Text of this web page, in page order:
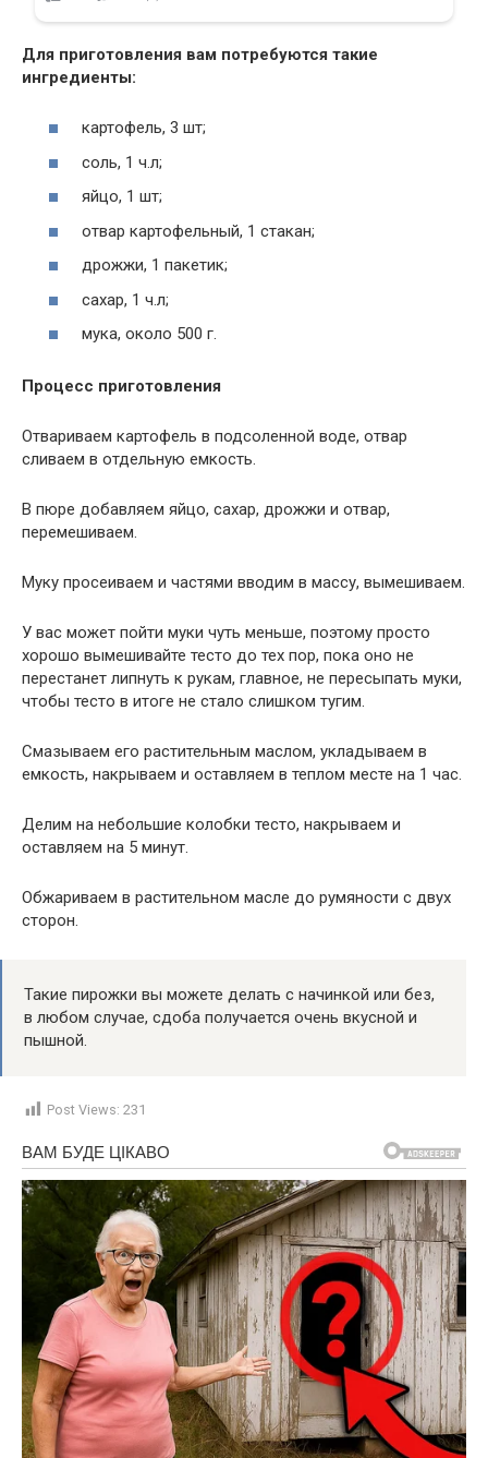
Для приготовления вам потребуются такие
ингредиенты:
картофель, 3 шт;
соль, 1 ч.л;
яйцо, 1 шт;
отвар картофельный, 1 стакан;
дрожжи, 1 пакетик;
сахар, 1 ч.л;
мука, около 500 г.
Процесс приготовления
Отвариваем картофель в подсоленной воде, отвар
сливаем в отдельную емкость.
В пюре добавляем яйцо, сахар, дрожжи и отвар,
перемешиваем.
Муку просеиваем и частями вводим в массу, вымешиваем.
У вас может пойти муки чуть меньше, поэтому просто
хорошо вымешивайте тесто до тех пор, пока оно не
перестанет липнуть к рукам, главное, не пересыпать муки,
чтобы тесто в итоге не стало слишком тугим.
Смазываем его растительным маслом, укладываем в
емкость, накрываем и оставляем в теплом месте на 1 час.
Делим на небольшие колобки тесто, накрываем и
оставляем на 5 минут.
Обжариваем в растительном масле до румяности с двух
сторон.
Такие пирожки вы можете делать с начинкой или без,
в любом случае, сдоба получается очень вкусной и
пышной.
Post Views: 231